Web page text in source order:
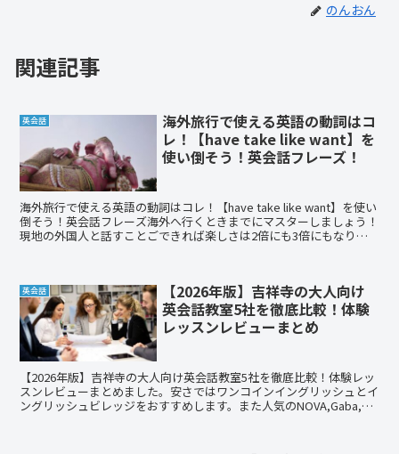
のんおん
関連記事
英会話
海外旅行で使える英語の動詞はコ
レ！【have take like want】を
使い倒そう！英会話フレーズ！
海外旅行で使える英語の動詞はコレ！【have take like want】を使い
倒そう！英会話フレーズ海外へ行くときまでにマスターしましょう！
現地の外国人と話すことごできれば楽しさは2倍にも3倍にもなりま
英会話
【2026年版】吉祥寺の大人向け
英会話教室5社を徹底比較！体験
レッスンレビューまとめ
【2026年版】吉祥寺の大人向け英会話教室5社を徹底比較！体験レッ
スンレビューまとめました。安さではワンコインイングリッシュとイ
ングリッシュビレッジをおすすめします。また人気のNOVA,Gaba,b